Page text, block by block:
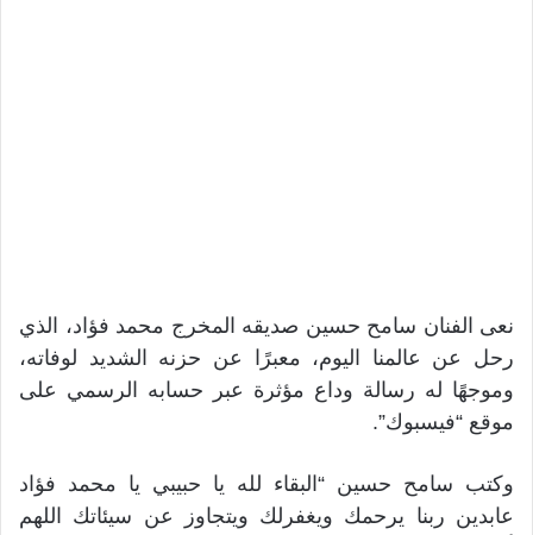
نعى الفنان سامح حسين صديقه المخرج محمد فؤاد، الذي
رحل عن عالمنا اليوم، معبرًا عن حزنه الشديد لوفاته،
وموجهًا له رسالة وداع مؤثرة عبر حسابه الرسمي على
موقع “فيسبوك”.
وكتب سامح حسين “البقاء لله يا حبيبي يا محمد فؤاد
عابدين ربنا يرحمك ويغفرلك ويتجاوز عن سيئاتك اللهم